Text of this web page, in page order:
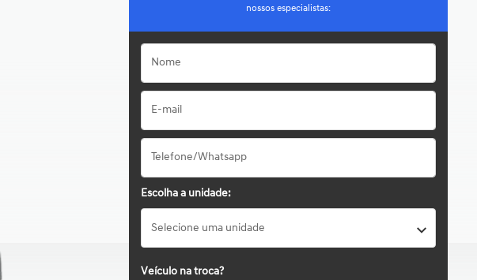
nossos especialistas:
Escolha a unidade:
Selecione uma unidade
Veículo na troca?